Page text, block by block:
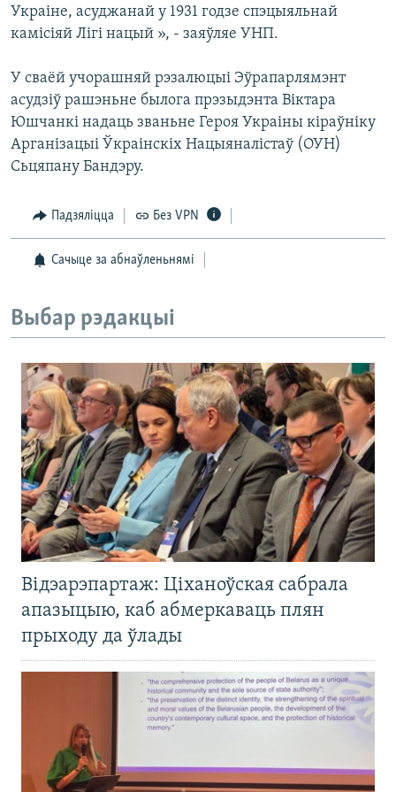
Украіне, асуджанай у 1931 годзе спэцыяльнай
камісіяй Лігі нацый », - заяўляе УНП.
У сваёй учорашняй рэзалюцыі Эўрапарлямэнт
асудзіў рашэньне былога прэзыдэнта Віктара
Юшчанкі надаць званьне Героя Украіны кіраўніку
Арганізацыі Ўкраінскіх Нацыяналістаў (ОУН)
Сьцяпану Бандэру.
Падзяліцца Без VPN
Сачыце за абнаўленьнямі
Выбар рэдакцыі
Відэарэпартаж: Ціханоўская сабрала
апазыцыю, каб абмеркаваць плян
прыходу да ўлады